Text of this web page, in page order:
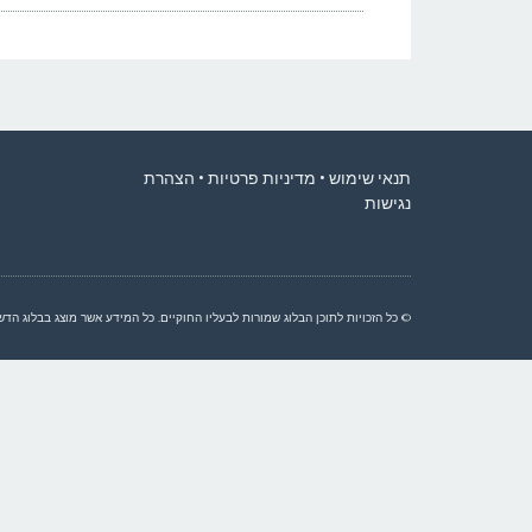
תנאי שימוש • מדיניות פרטיות • הצהרת
נגישות
© כל הזכויות לתוכן הבלוג שמורות לבעליו החוקיים. כל המידע אשר מוצג בבלוג